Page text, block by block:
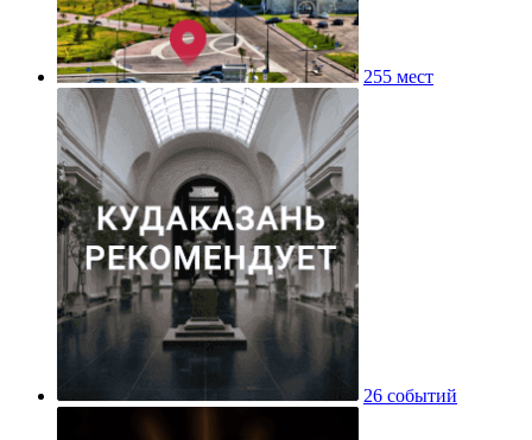
255 мест
26 событий